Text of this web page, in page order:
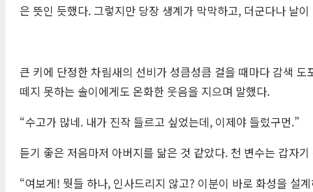
은 뜻인 듯했다. 그렇지만 당장 생계가 막막하고, 더군다나 날
큰 키에 단정한 차림새의 선비가 성큼성큼 걸을 때마다 감색
떼지 못하는 솔이에게도 온화한 웃음을 지으며 말했다.
“수고가 많네. 내가 진작 들르고 싶었는데, 이제야 들렀구먼.”
듣기 좋은 저음마저 아버지를 닮은 것 같았다. 천 변수는 갑자
“여보게! 뭣들 하나, 인사드리지 않고? 이분이 바로 화성을 설